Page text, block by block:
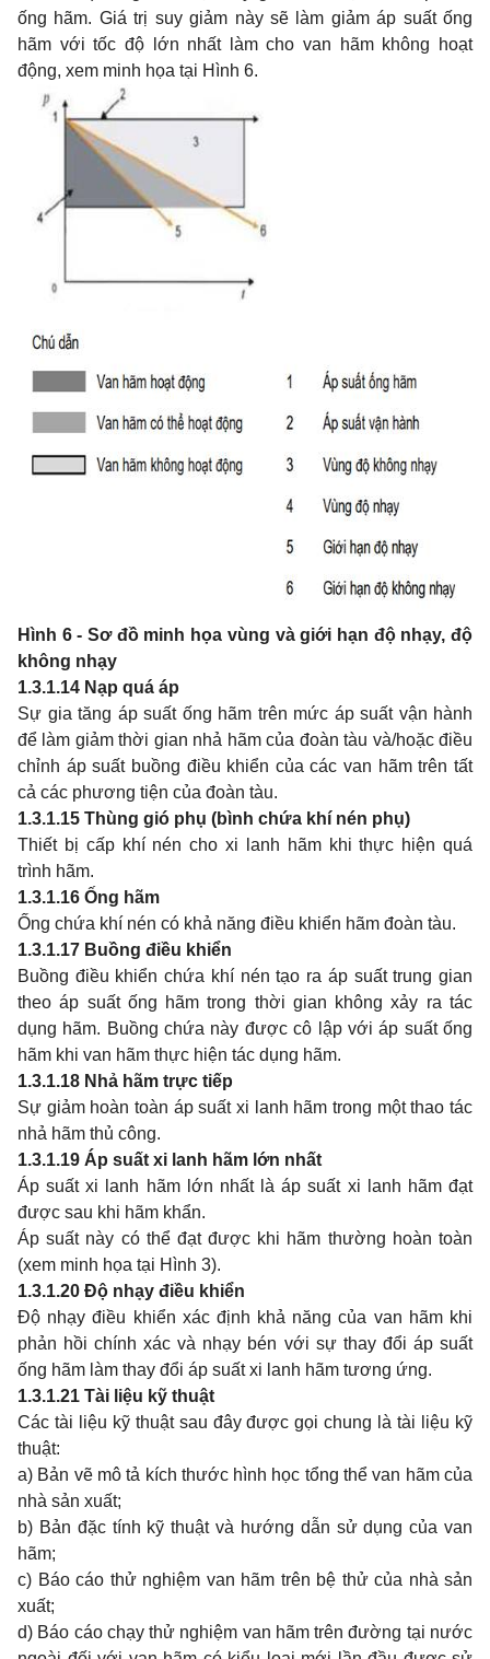
ống hãm. Giá trị suy giảm này sẽ làm giảm áp suất ống
hãm với tốc độ lớn nhất làm cho van hãm không hoạt
động, xem minh họa tại Hình 6.
Hình 6 - Sơ đồ minh họa vùng và giới hạn độ nhạy, độ
không nhạy
1.3.1.14 Nạp quá áp
Sự gia tăng áp suất ống hãm trên mức áp suất vận hành
để làm giảm thời gian nhả hãm của đoàn tàu và/hoặc điều
chỉnh áp suất buồng điều khiển của các van hãm trên tất
cả các phương tiện của đoàn tàu.
1.3.1.15 Thùng gió phụ (bình chứa khí nén phụ)
Thiết bị cấp khí nén cho xi lanh hãm khi thực hiện quá
trình hãm.
1.3.1.16 Ống hãm
Ống chứa khí nén có khả năng điều khiển hãm đoàn tàu.
1.3.1.17 Buồng điều khiển
Buồng điều khiển chứa khí nén tạo ra áp suất trung gian
theo áp suất ống hãm trong thời gian không xảy ra tác
dụng hãm. Buồng chứa này được cô lập với áp suất ống
hãm khi van hãm thực hiện tác dụng hãm.
1.3.1.18 Nhả hãm trực tiếp
Sự giảm hoàn toàn áp suất xi lanh hãm trong một thao tác
nhả hãm thủ công.
1.3.1.19 Áp suất xi lanh hãm lớn nhất
Áp suất xi lanh hãm lớn nhất là áp suất xi lanh hãm đạt
được sau khi hãm khẩn.
Áp suất này có thể đạt được khi hãm thường hoàn toàn
(xem minh họa tại Hình 3).
1.3.1.20 Độ nhạy điều khiển
Độ nhạy điều khiển xác định khả năng của van hãm khi
phản hồi chính xác và nhạy bén với sự thay đổi áp suất
ống hãm làm thay đổi áp suất xi lanh hãm tương ứng.
1.3.1.21 Tài liệu kỹ thuật
Các tài liệu kỹ thuật sau đây được gọi chung là tài liệu kỹ
thuật:
a) Bản vẽ mô tả kích thước hình học tổng thể van hãm của
nhà sản xuất;
b) Bản đặc tính kỹ thuật và hướng dẫn sử dụng của van
hãm;
c) Báo cáo thử nghiệm van hãm trên bệ thử của nhà sản
xuất;
d) Báo cáo chạy thử nghiệm van hãm trên đường tại nước